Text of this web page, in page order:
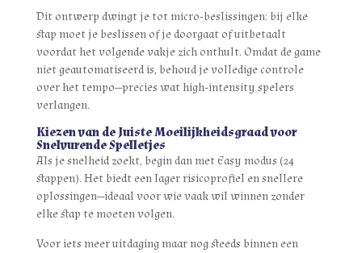
Dit ontwerp dwingt je tot micro‑beslissingen: bij elke
stap moet je beslissen of je doorgaat of uitbetaalt
voordat het volgende vakje zich onthult. Omdat de game
niet geautomatiseerd is, behoud je volledige controle
over het tempo—precies wat high‑intensity spelers
verlangen.
Kiezen van de Juiste Moeilijkheidsgraad voor
Snelvurende Spelletjes
Als je snelheid zoekt, begin dan met Easy modus (24
stappen). Het biedt een lager risicoprofiel en snellere
oplossingen—ideaal voor wie vaak wil winnen zonder
elke stap te moeten volgen.
Voor iets meer uitdaging maar nog steeds binnen een